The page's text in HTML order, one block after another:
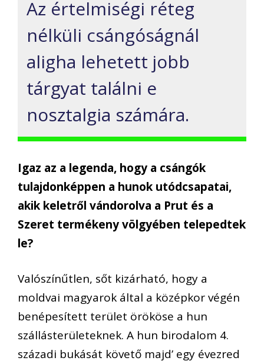
Az értelmiségi réteg
nélküli csángóságnál
aligha lehetett jobb
tárgyat találni e
nosztalgia számára.
Igaz az a legenda, hogy a csángók
tulajdonképpen a hunok utódcsapatai,
akik keletről vándorolva a Prut és a
Szeret termékeny völgyében telepedtek
le?
Valószínűtlen, sőt kizárható, hogy a
moldvai magyarok által a középkor végén
benépesített terület örököse a hun
szállásterületeknek. A hun birodalom 4.
századi bukását követő majd’ egy évezred